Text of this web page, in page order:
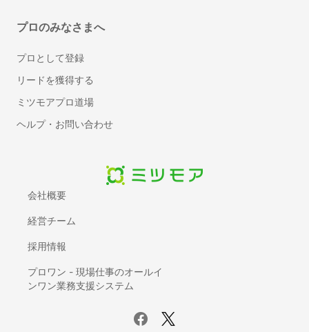
会社概要
経営チーム
採用情報
プロワン - 現場仕事のオールイ
ンワン業務支援システム
プロのみなさまへ
プロとして登録
リードを獲得する
ミツモアプロ道場
ヘルプ・お問い合わせ